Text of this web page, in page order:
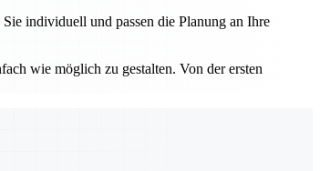
individuell und passen die Planung an Ihre
wie möglich zu gestalten. Von der ersten